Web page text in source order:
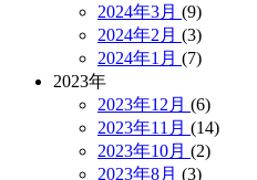
2024年3月 (9)
2024年2月 (3)
2024年1月 (7)
2023年
2023年12月 (6)
2023年11月 (14)
2023年10月 (2)
2023年8月 (3)